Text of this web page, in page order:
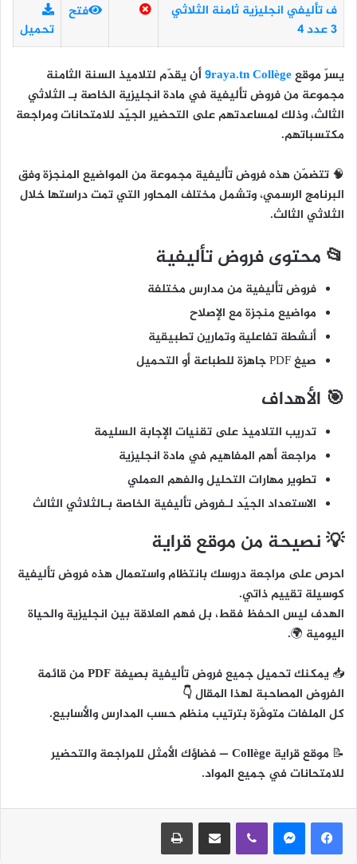
ف تأليفي انجليزية ثامنة الثلاثي
3 عدد 4
فتح
تحميل
يسرّ موقع9raya.tn Collègeأن يقدّم لتلاميذ السنة الثامنة
مجموعة منفروض تأليفية في مادة انجليزية الخاصة بـالثلاثي
الثالث، وذلك لمساعدتهم على التحضير الجيّد للامتحانات ومراجعة
مكتسباتهم.
🧠 تتضمّن هذه فروض تأليفية مجموعة من المواضيع المنجزة وفق
البرنامج الرسمي، وتشمل مختلف المحاور التي تمت دراستها خلال
الثلاثي الثالث.
📂 محتوى فروض تأليفية
فروض تأليفية من مدارس مختلفة
مواضيع منجزة مع الإصلاح
أنشطة تفاعلية وتمارين تطبيقية
صيغ PDF جاهزة للطباعة أو التحميل
🎯 الأهداف
تدريب التلاميذ على تقنيات الإجابة السليمة
مراجعة أهم المفاهيم في مادة انجليزية
تطوير مهارات التحليل والفهم العملي
الاستعداد الجيّد لـفروض تأليفية الخاصة بـالثلاثي الثالث
💡 نصيحة من موقع قراية
احرص على مراجعة دروسك بانتظام واستعمال هذه فروض تأليفية
كوسيلة تقييم ذاتي.
الهدف ليس الحفظ فقط، بلفهم العلاقة بين انجليزية والحياة
اليومية 🌍.
📥
يمكنك تحميل جميع فروض تأليفية بصيغة PDF من قائمة
الفروض المصاحبة لهذا المقال 👇
كل الملفات متوفّرة بترتيب منظم حسب المدارس والأسابيع.
📝 موقع قراية Collège
— فضاؤك الأمثل للمراجعة والتحضير
للامتحانات في جميع المواد.
مشاركة عبر البريد